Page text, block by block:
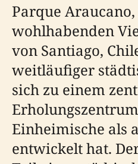
Parque
wohlhabenden
von Santiago,
weitläufiger
sich zu einem
Einheimische als
entwickelt hat.